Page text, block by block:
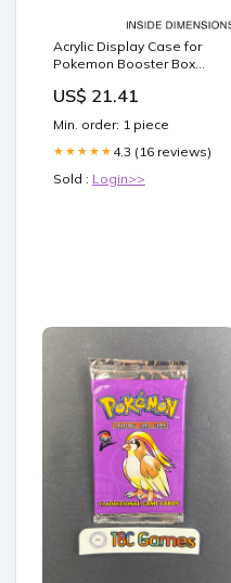
Acrylic Display Case for
Pokemon Booster Box
Top Stackable : Toys &
US$ 21.41
Min. order: 1 piece
★★★★★ 4.3 (16 reviews)
Sold : Login>>